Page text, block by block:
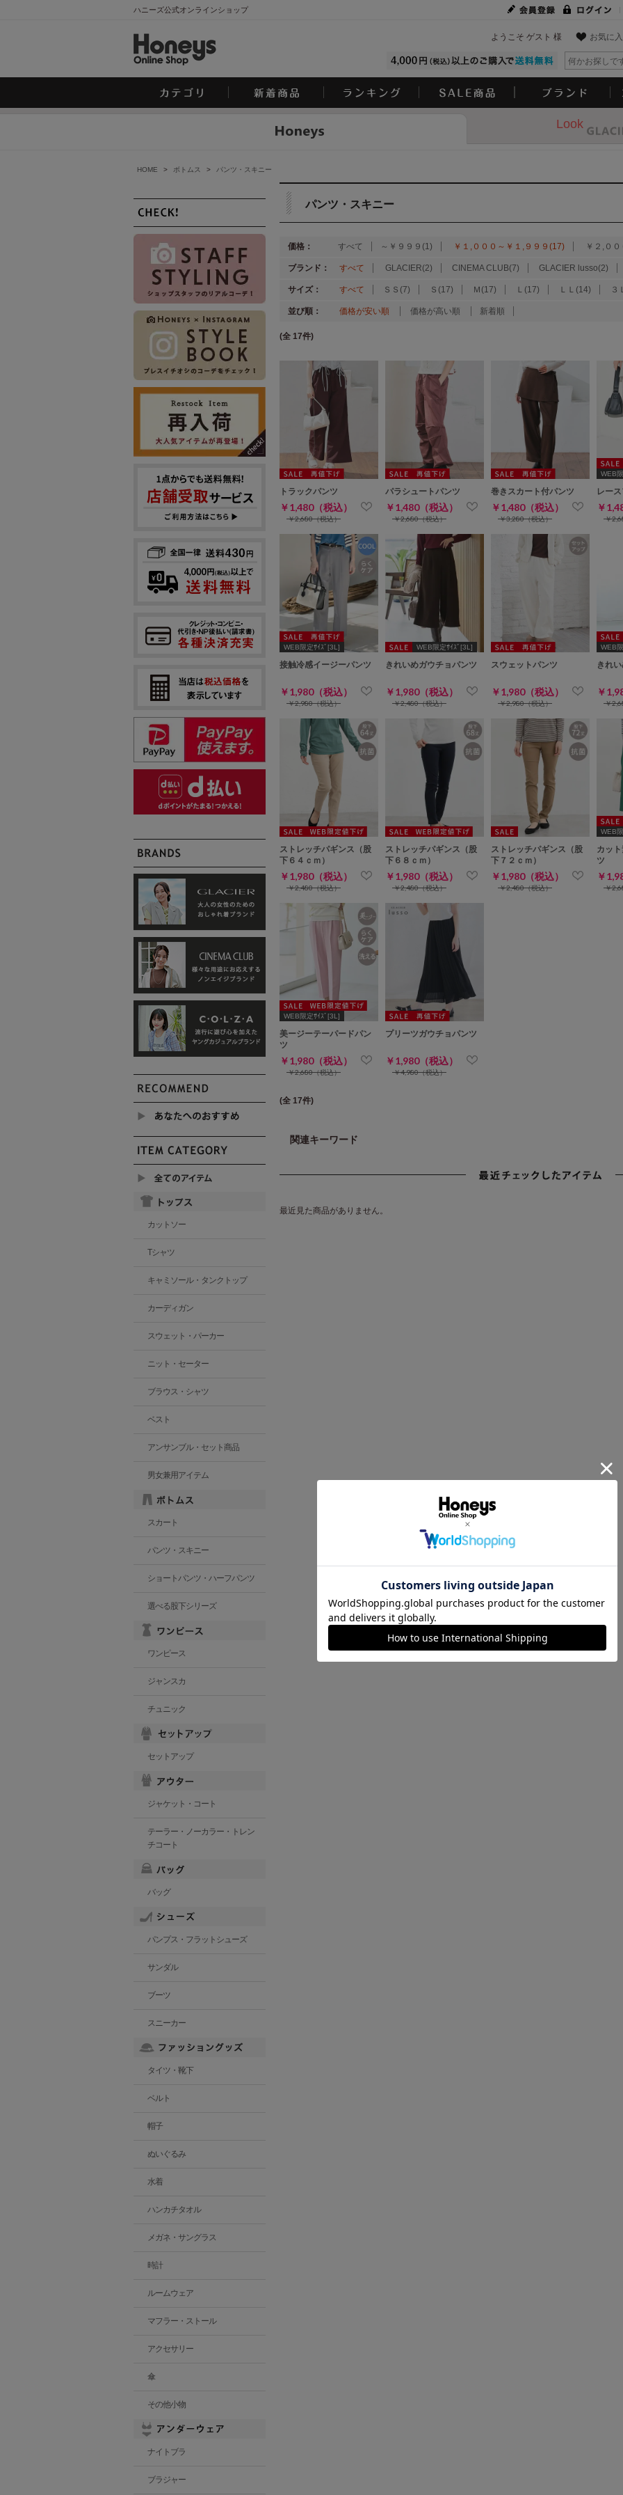
ハニーズ公式オンラインショップ
お気に入
ようこそ ゲスト 様
Look
HOME > ボトムス > パンツ・スキニー
パンツ・スキニー
価格： すべて ～￥９９９(1) ￥１,０００～￥１,９９９(17) ￥２,０
ブランド： すべて GLACIER(2) CINEMA CLUB(7) GLACIER lusso(2)
サイズ： すべて ＳＳ(7) Ｓ(17) Ｍ(17) Ｌ(17) ＬＬ(14) ３
並び順： 価格が安い順 価格が高い順 新着順
(全 17件)
トラックパンツ
￥1,480（税込）
￥2,680（税込）
パラシュートパンツ
￥1,480（税込）
￥2,680（税込）
巻きスカート付パンツ
￥1,480（税込）
￥3,280（税込）
WEB
レー
￥
￥
WEB限定ｻｲｽﾞ[3L]
接触冷感イージーパンツ
￥1,980（税込）
￥2,980（税込）
WEB限定ｻｲｽﾞ[3L]
きれいめガウチョパンツ
￥1,980（税込）
￥2,480（税込）
スウェットパンツ
￥1,980（税込）
￥2,980（税込）
WEB
きれ
￥
￥
ストレッチパギンス（股
下６４ｃｍ）
￥1,980（税込）
￥2,480（税込）
ストレッチパギンス（股
下６８ｃｍ）
￥1,980（税込）
￥2,480（税込）
ストレッチパギンス（股
下７２ｃｍ）
￥1,980（税込）
￥2,480（税込）
WEB
カッ
ツ
￥
￥
WEB限定ｻｲｽﾞ[3L]
美ージーテーパードパン
ツ
￥1,980（税込）
￥2,680（税込）
プリーツガウチョパンツ
￥1,980（税込）
￥4,980（税込）
(全 17件)
関連キーワード
最近見た商品がありません。
カットソー
Tシャツ
キャミソール・タンクトップ
カーディガン
スウェット・パーカー
ニット・セーター
ブラウス・シャツ
ベスト
アンサンブル・セット商品
男女兼用アイテム
スカート
パンツ・スキニー
ショートパンツ・ハーフパンツ
選べる股下シリーズ
ワンピース
ジャンスカ
チュニック
セットアップ
ジャケット・コート
テーラー・ノーカラー・トレン
チコート
バッグ
パンプス・フラットシューズ
サンダル
ブーツ
スニーカー
タイツ・靴下
ベルト
帽子
ぬいぐるみ
水着
ハンカチタオル
メガネ・サングラス
時計
ルームウェア
マフラー・ストール
アクセサリー
傘
その他小物
ナイトブラ
ブラジャー